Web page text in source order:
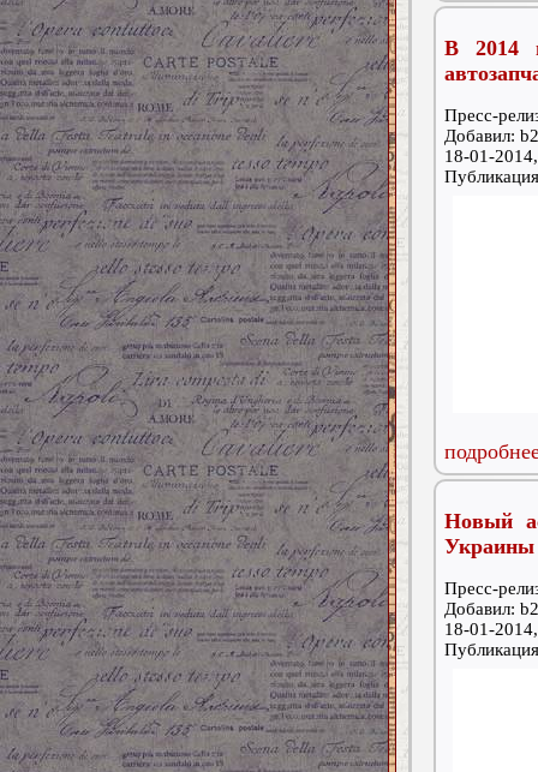
В 2014
Пресс-
Добавил:
18-01-
Новый
Украины
Пресс-
Добавил:
18-01-